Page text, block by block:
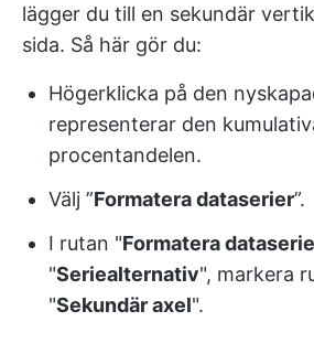
lägger du till en sekundär
sida. Så här gör du:
Högerklicka på den
representerar den
procentandelen.
Välj ”Formatera dataserier”.
I rutan "Formatera
"Seriealternativ", markera
"Sekundär axel".